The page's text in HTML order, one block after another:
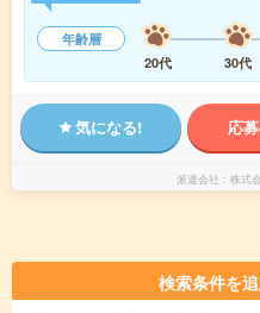
年齢層
20代
30代
気になる! 応
派遣会社 株式
検索条件を